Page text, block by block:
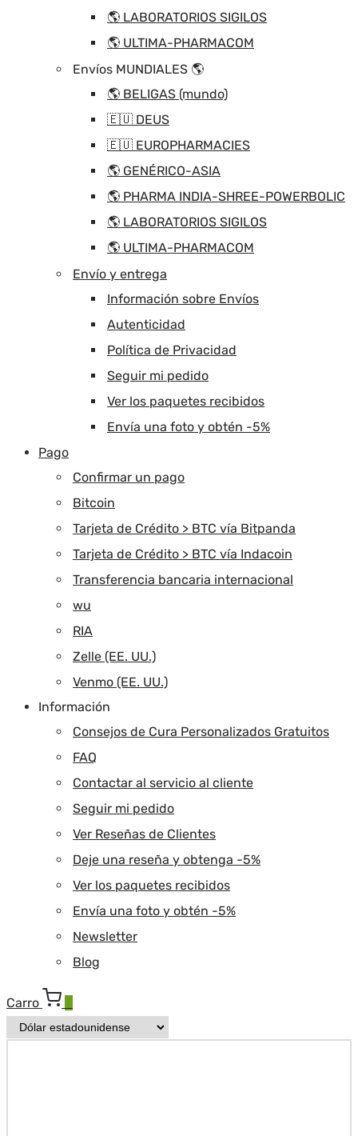
🌎 LABORATORIOS SIGILOS
🌎 ULTIMA-PHARMACOM
Envíos MUNDIALES 🌎
🌎 BELIGAS (mundo)
🇪🇺 DEUS
🇪🇺 EUROPHARMACIES
🌎 GENÉRICO-ASIA
🌎 PHARMA INDIA-SHREE-POWERBOLIC
🌎 LABORATORIOS SIGILOS
🌎 ULTIMA-PHARMACOM
Envío y entrega
Información sobre Envíos
Autenticidad
Política de Privacidad
Seguir mi pedido
Ver los paquetes recibidos
Envía una foto y obtén -5%
Pago
Confirmar un pago
Bitcoin
Tarjeta de Crédito > BTC vía Bitpanda
Tarjeta de Crédito > BTC vía Indacoin
Transferencia bancaria internacional
wu
RIA
Zelle (EE. UU.)
Venmo (EE. UU.)
Información
Consejos de Cura Personalizados Gratuitos
FAQ
Contactar al servicio al cliente
Seguir mi pedido
Ver Reseñas de Clientes
Deje una reseña y obtenga -5%
Ver los paquetes recibidos
Envía una foto y obtén -5%
Newsletter
Blog
Carro